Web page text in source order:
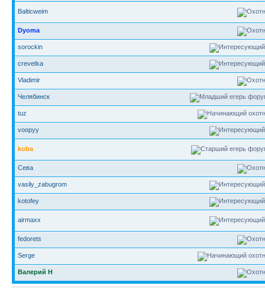
Balticweim
Dyoma
sorockin
crevetka
Vladimir
Челябинск
tuz
voopyy
koba
Сева
vasily_zabugrom
kotofey
airmaxx
fedorets
Serge
Валерий Н